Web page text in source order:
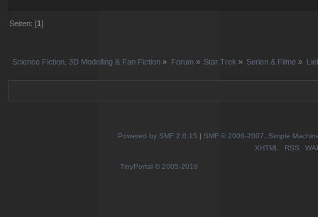
Seiten: [1]
Science Fiction, 3D Modelling & Fan Fiction » Forum» Star Trek » Serien & Filme »
Powered by SMF 2.0.15 | SMF © 2006-2007, Simple
XHTML
RSS
TinyPortal © 2005-2019